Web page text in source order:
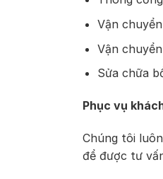
Vận
Vận
Sửa chữa
Phục vụ
Chúng tôi
để được tư